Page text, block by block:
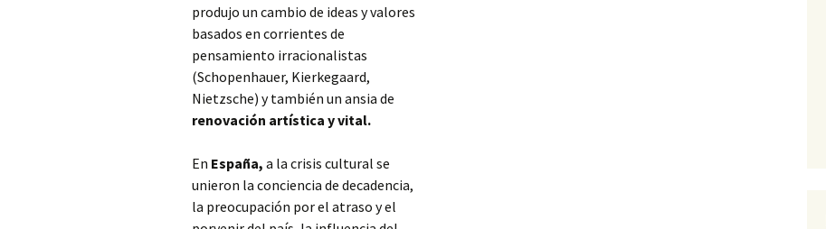
produjo un cambio de ideas y valores
basados en corrientes de
pensamiento irracionalistas
(Schopenhauer, Kierkegaard,
Nietzsche) y también un ansia de
renovación artística y vital.
En España, a la crisis cultural se
unieron la conciencia de decadencia,
la preocupación por el atraso y el